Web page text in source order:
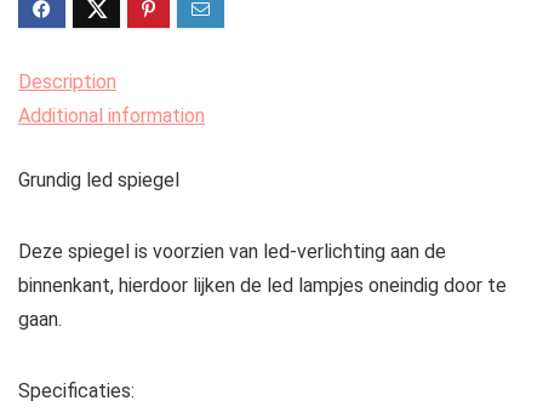
Description
Additional information
Grundig led spiegel
Deze spiegel is voorzien van led-verlichting aan de
binnenkant, hierdoor lijken de led lampjes oneindig door te
gaan.
Specificaties: